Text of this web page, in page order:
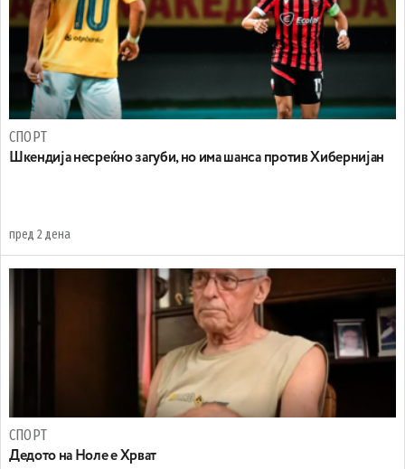
СПОРТ
Шкендија несреќно загуби, но има шанса против Хибернијан
пред 2 дена
СПОРТ
Дедото на Ноле е Хрват